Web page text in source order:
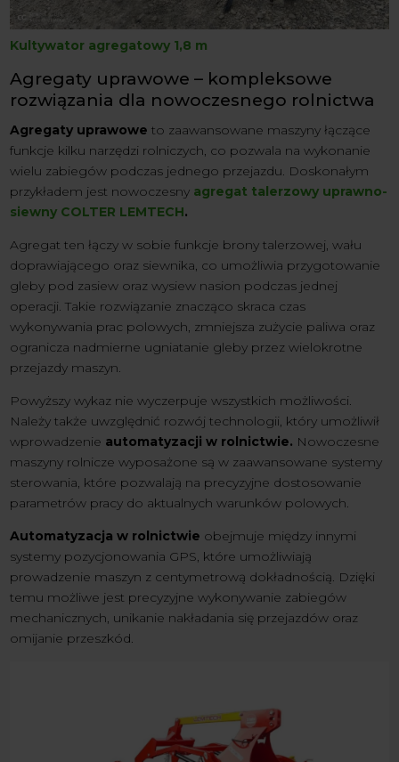
Kultywator agregatowy 1,8 m
Agregaty uprawowe – kompleksowe
rozwiązania dla nowoczesnego rolnictwa
Agregaty uprawowe to zaawansowane maszyny łączące
funkcje kilku narzędzi rolniczych, co pozwala na wykonanie
wielu zabiegów podczas jednego przejazdu. Doskonałym
przykładem jest nowoczesny agregat talerzowy uprawno-
siewny COLTER LEMTECH.
Agregat ten łączy w sobie funkcje brony talerzowej, wału
doprawiającego oraz siewnika, co umożliwia przygotowanie
gleby pod zasiew oraz wysiew nasion podczas jednej
operacji. Takie rozwiązanie znacząco skraca czas
wykonywania prac polowych, zmniejsza zużycie paliwa oraz
ogranicza nadmierne ugniatanie gleby przez wielokrotne
przejazdy maszyn.
Powyższy wykaz nie wyczerpuje wszystkich możliwości.
Należy także uwzględnić rozwój technologii, który umożliwił
wprowadzenie automatyzacji w rolnictwie. Nowoczesne
maszyny rolnicze wyposażone są w zaawansowane systemy
sterowania, które pozwalają na precyzyjne dostosowanie
parametrów pracy do aktualnych warunków polowych.
Automatyzacja w rolnictwie obejmuje między innymi
systemy pozycjonowania GPS, które umożliwiają
prowadzenie maszyn z centymetrową dokładnością. Dzięki
temu możliwe jest precyzyjne wykonywanie zabiegów
mechanicznych, unikanie nakładania się przejazdów oraz
omijanie przeszkód.